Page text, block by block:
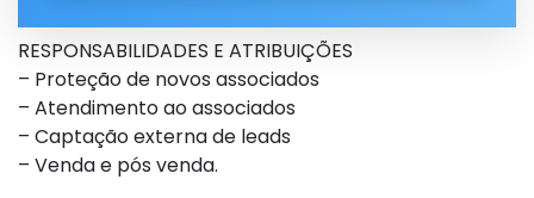
RESPONSABILIDADES E ATRIBUIÇÕES
– Proteção de novos associados
– Atendimento ao associados
– Captação externa de leads
– Venda e pós venda.